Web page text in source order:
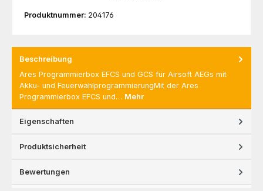
Produktnummer: 204176
Beschreibung
Ares Programmierbox EFCS und GCS für Airsoft AEGs mit
Akku- und FeuerwahlprogrammierungMit der Ares
Programmierbox EFCS und… Mehr
Eigenschaften
Produktsicherheit
Bewertungen